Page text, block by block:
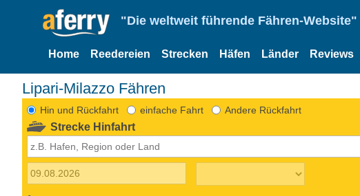
"Die weltweit führende Fähren-Website"
Home Reedereien Strecken Häfen Länder Reviews
Lipari-Milazzo Fähren
Hin und Rückfahrt einfache Fahrt Andere Rückfahrt
Strecke Hinfahrt